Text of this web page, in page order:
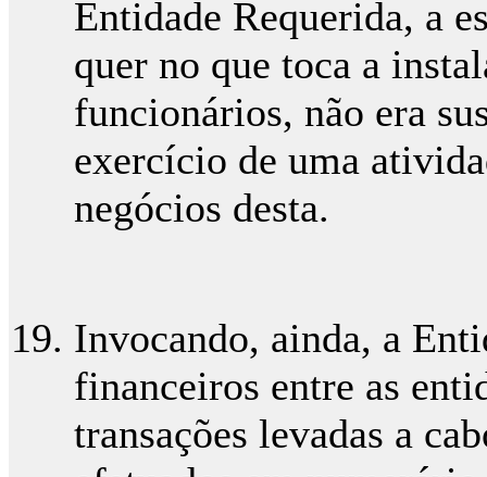
Entidade Requerida, a
quer no que toca a
funcionários, não era
exercício de uma
negócios desta.
Invocando, ainda, a
financeiros entre as
transações levadas a